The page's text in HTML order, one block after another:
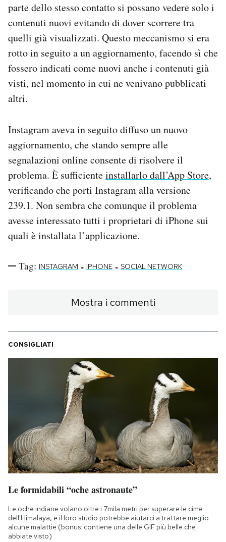
parte dello stesso contatto si possano vedere solo i
contenuti nuovi evitando di dover scorrere tra
quelli già visualizzati. Questo meccanismo si era
rotto in seguito a un aggiornamento, facendo sì che
fossero indicati come nuovi anche i contenuti già
visti, nel momento in cui ne venivano pubblicati
altri.
Instagram aveva in seguito diffuso un nuovo
aggiornamento, che stando sempre alle
segnalazioni online consente di risolvere il
problema. È sufficienteinstallarlo dall’App Store,
verificando che porti Instagram alla versione
239.1. Non sembra che comunque il problema
avesse interessato tutti i proprietari di iPhone sui
quali è installata l’applicazione.
Tag: INSTAGRAM - IPHONE - SOCIAL NETWORK
Mostra i commenti
CONSIGLIATI
Le formidabili “oche astronaute”
Le oche indiane volano oltre i 7mila metri per superare le cime
dell'Himalaya, e il loro studio potrebbe aiutarci a trattare meglio
alcune malattie (bonus: contiene una delle GIF più belle che
abbiate visto)